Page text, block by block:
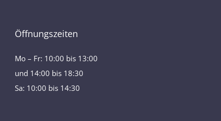
Öffnungszeiten
Mo – Fr: 10:00 bis 13:00
und 14:00 bis 18:30
Sa: 10:00 bis 14:30